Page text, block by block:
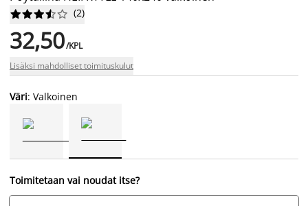





 (2)
32,50/KPL
Lisäksi mahdolliset toimituskulut
Väri: Valkoinen
Toimitetaan vai noudat itse?